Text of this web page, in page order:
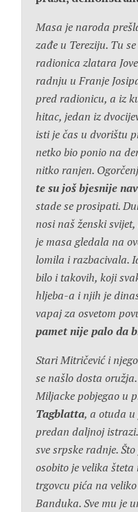
Masa je naroda
zađe u Tereziju. Tu
radionica zlatara
radnju u Franje
pred radionicu, a iz
hitac, jedan iz
isti je čas u dvorištu
netko bio ponio na
nitko ranjen.
te su još bjesnije
stade se prosipati.
nosi naš ženski
je masa gledala na
lomila i razbacivala.
bilo i takovih, koji
hljeba-a i njih je
vapaj za osvetom
pamet nije palo da
Stari Mitričević i
se našlo dosta
Miljacke pobjegao u
Tagblatta, a otuda u
predan daljnoj
sve srpske radnje.
osobito je velika
trgovcu pića na
Banduka. Sve mu je